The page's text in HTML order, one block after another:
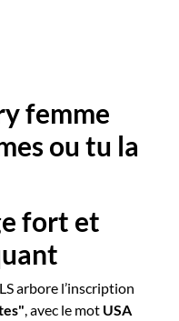
femme
ou tu la
fort et
arbore l’inscription
, avec le mot USA